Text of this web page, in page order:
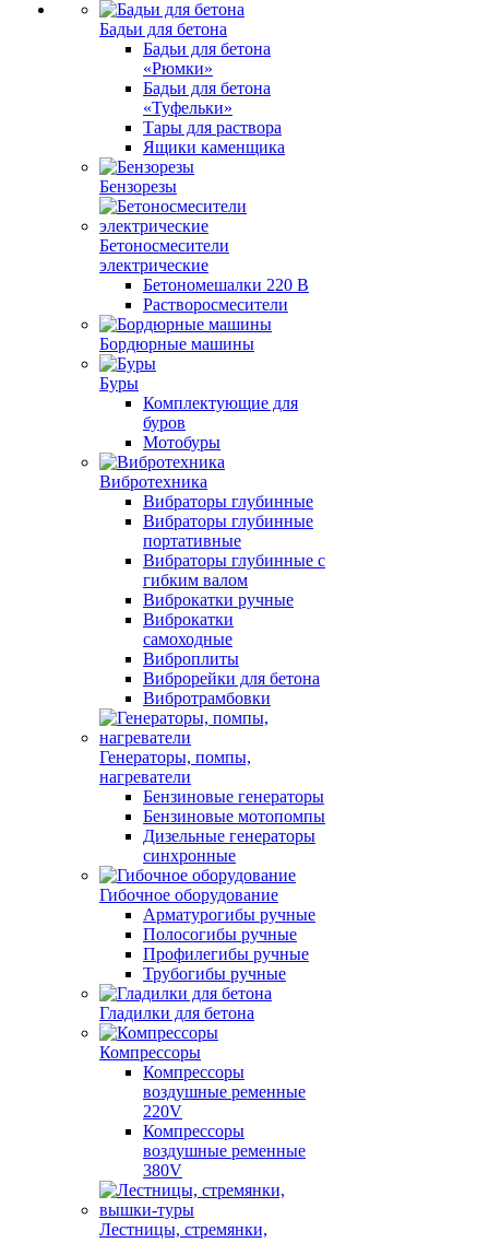
Бадьи для бетона
Бадьи для бетона
«Рюмки»
Бадьи для бетона
«Туфельки»
Тары для раствора
Ящики каменщика
Бензорезы
Бетоносмесители
электрические
Бетономешалки 220 В
Растворосмесители
Бордюрные машины
Буры
Комплектующие для
буров
Мотобуры
Вибротехника
Вибраторы глубинные
Вибраторы глубинные
портативные
Вибраторы глубинные с
гибким валом
Виброкатки ручные
Виброкатки
самоходные
Виброплиты
Виброрейки для бетона
Вибротрамбовки
Генераторы, помпы,
нагреватели
Бензиновые генераторы
Бензиновые мотопомпы
Дизельные генераторы
синхронные
Гибочное оборудование
Арматурогибы ручные
Полосогибы ручные
Профилегибы ручные
Трубогибы ручные
Гладилки для бетона
Компрессоры
Компрессоры
воздушные ременные
220V
Компрессоры
воздушные ременные
380V
Лестницы, стремянки,